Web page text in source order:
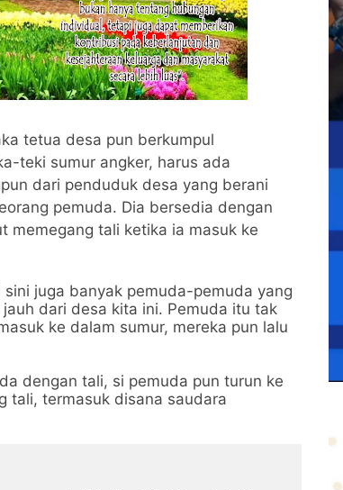
tetua desa pun berkumpul
teki sumur angker, harus ada
dari penduduk desa yang berani
pemuda. Dia bersedia dengan
memegang tali ketika ia masuk ke
juga banyak pemuda-pemuda yang
dari desa kita ini. Pemuda itu tak
ke dalam sumur, mereka pun lalu
dengan tali, si pemuda pun turun ke
tali, termasuk disana saudara